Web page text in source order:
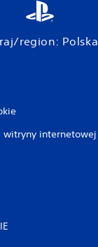
region: Polska
witryny internetowej